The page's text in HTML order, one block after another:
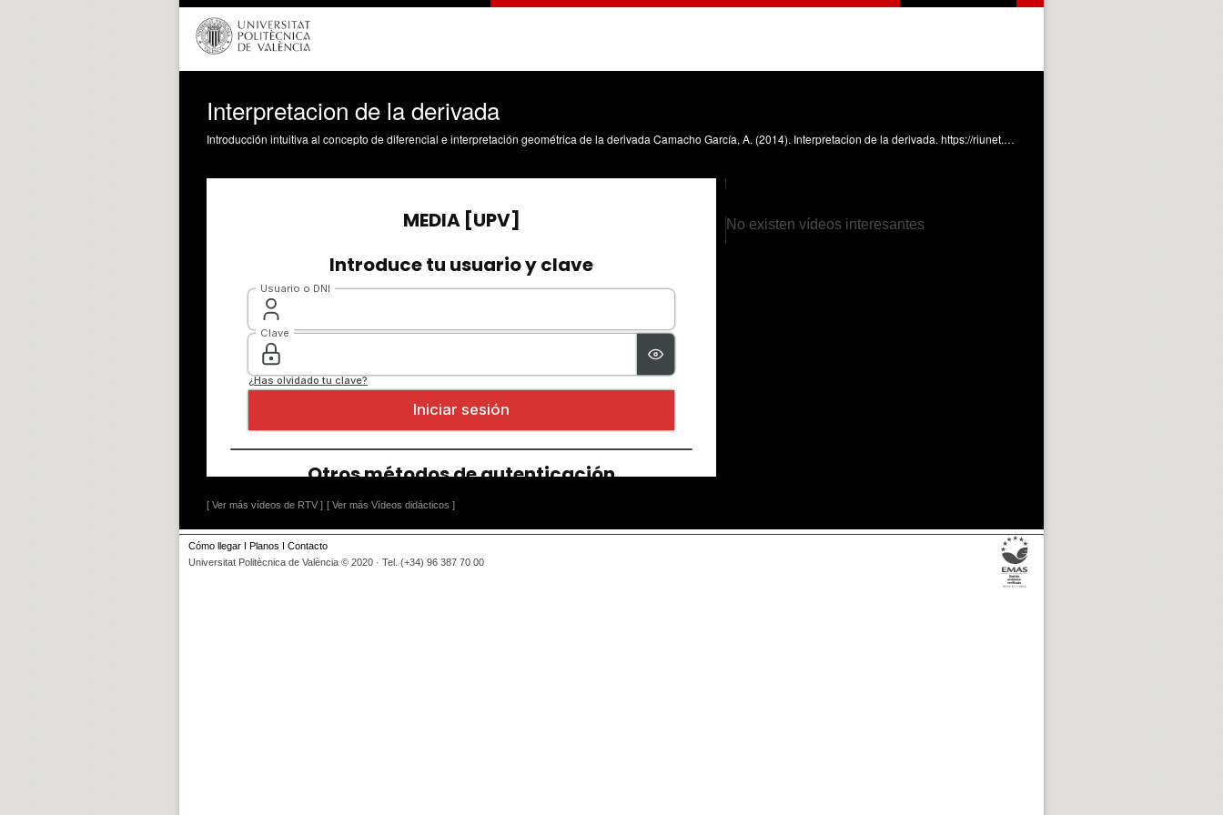
Interpretacion de la derivada
Introducción intuitiva al concepto de diferencial e interpretación geométrica de la derivada Camacho García, A. (2014). Interpretacion de la derivada. https://riunet.upv.es/handle/10251/38395
[ Ver más vídeos de RTV ] [ Ver más Vídeos didácticos ]
No existen vídeos interesantes
Cómo llegar I Planos I Contacto
Universitat Politècnica de València © 2020 · Tel. (+34) 96 387 70 00